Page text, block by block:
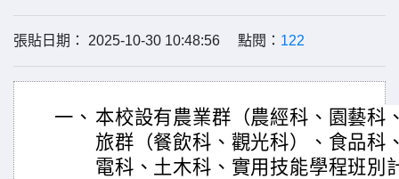
張貼日期： 2025-10-30 10:48:56 點閱： 122
一、 本校設有農業群（農經科、園藝科
旅群（餐飲科、觀光科）、食品科
電科、土木科、實用技能學程班別